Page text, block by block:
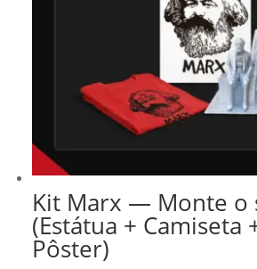
Kit Marx — Monte o
(Estátua + Camiseta
Pôster)